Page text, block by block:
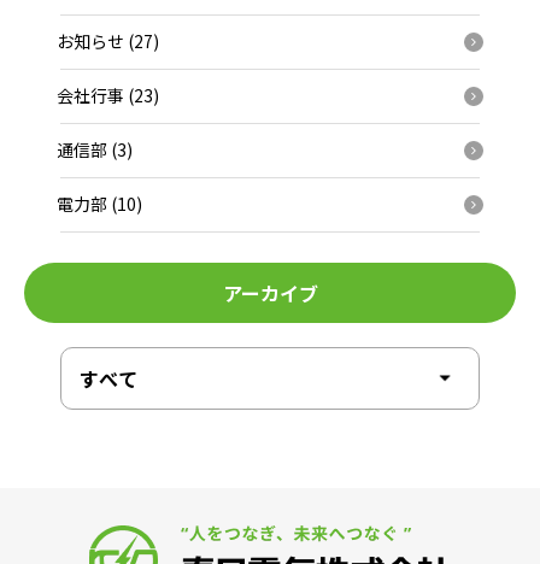
お知らせ (27)
会社行事 (23)
通信部 (3)
電力部 (10)
アーカイブ